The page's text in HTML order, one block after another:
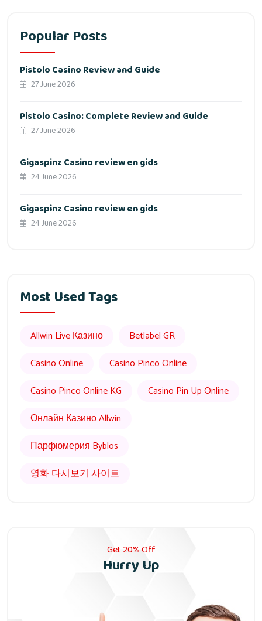
Popular Posts
Pistolo Casino Review and Guide
27 June 2026
Pistolo Casino: Complete Review and Guide
27 June 2026
Gigaspinz Casino review en gids
24 June 2026
Gigaspinz Casino review en gids
24 June 2026
Most Used Tags
Allwin Live Казино
Betlabel GR
Casino Online
Casino Pinco Online
Casino Pinco Online KG
Casino Pin Up Online
Онлайн Казино Allwin
Парфюмерия Byblos
영화 다시보기 사이트
Get 20% Off
Hurry Up